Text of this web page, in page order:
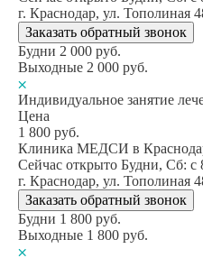
г. Краснодар, ул. Тополиная
Заказать обратный звонок
Будни 2 000 руб.
Выходные 2 000 руб.
Индивидуальное занятие
Цена
1 800 руб.
Клиника МЕДСИ в
Сейчас открыто Будни, Сб: c
г. Краснодар, ул. Тополиная
Заказать обратный звонок
Будни 1 800 руб.
Выходные 1 800 руб.